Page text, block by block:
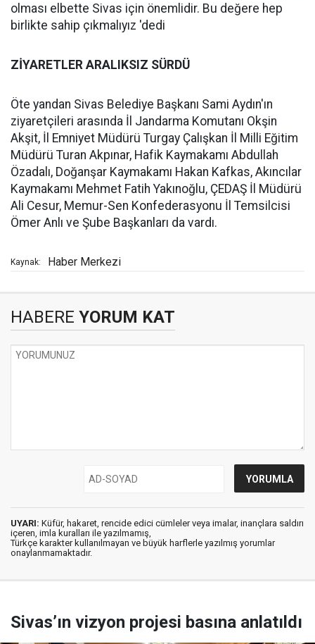
olması elbette Sivas için önemlidir. Bu değere hep
birlikte sahip çıkmalıyız 'dedi
ZİYARETLER ARALIKSIZ SÜRDÜ
Öte yandan Sivas Belediye Başkanı Sami Aydın'ın
ziyaretçileri arasında İl Jandarma Komutanı Okşin
Akşit, İl Emniyet Müdürü Turgay Çalışkan İl Milli Eğitim
Müdürü Turan Akpınar, Hafik Kaymakamı Abdullah
Özadalı, Doğanşar Kaymakamı Hakan Kafkas, Akıncılar
Kaymakamı Mehmet Fatih Yakınoğlu, ÇEDAŞ İl Müdürü
Ali Cesur, Memur-Sen Konfederasyonu İl Temsilcisi
Ömer Anlı ve Şube Başkanları da vardı.
Kaynak: Haber Merkezi
HABERE YORUM KAT
UYARI: Küfür, hakaret, rencide edici cümleler veya imalar, inançlara saldırı
içeren, imla kuralları ile yazılmamış,
Türkçe karakter kullanılmayan ve büyük harflerle yazılmış yorumlar
onaylanmamaktadır.
Sivas’ın vizyon projesi basına anlatıldı